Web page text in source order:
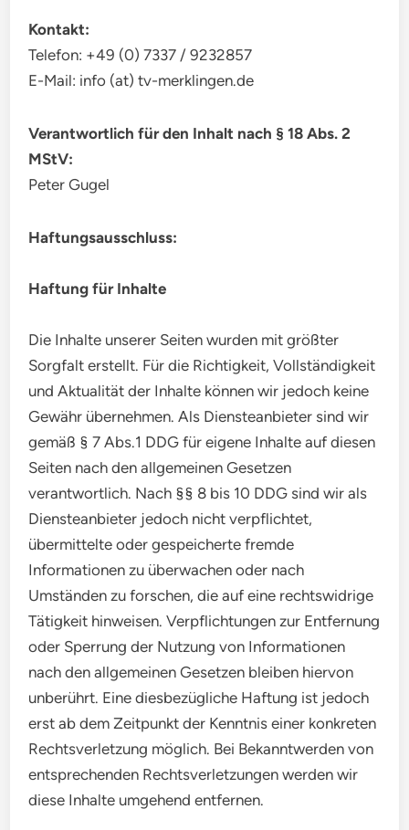
Kontakt:
Telefon: +49 (0) 7337 / 9232857
E-Mail: info (at) tv-merklingen.de
Verantwortlich für den Inhalt nach § 18 Abs. 2
MStV:
Peter Gugel
Haftungsausschluss:
Haftung für Inhalte
Die Inhalte unserer Seiten wurden mit größter
Sorgfalt erstellt. Für die Richtigkeit, Vollständigkeit
und Aktualität der Inhalte können wir jedoch keine
Gewähr übernehmen. Als Diensteanbieter sind wir
gemäß § 7 Abs.1 DDG für eigene Inhalte auf diesen
Seiten nach den allgemeinen Gesetzen
verantwortlich. Nach §§ 8 bis 10 DDG sind wir als
Diensteanbieter jedoch nicht verpflichtet,
übermittelte oder gespeicherte fremde
Informationen zu überwachen oder nach
Umständen zu forschen, die auf eine rechtswidrige
Tätigkeit hinweisen. Verpflichtungen zur Entfernung
oder Sperrung der Nutzung von Informationen
nach den allgemeinen Gesetzen bleiben hiervon
unberührt. Eine diesbezügliche Haftung ist jedoch
erst ab dem Zeitpunkt der Kenntnis einer konkreten
Rechtsverletzung möglich. Bei Bekanntwerden von
entsprechenden Rechtsverletzungen werden wir
diese Inhalte umgehend entfernen.